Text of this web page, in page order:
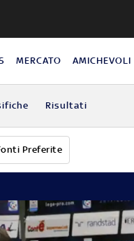
MERCATO AMICHEVOLI
Risultati
Preferite